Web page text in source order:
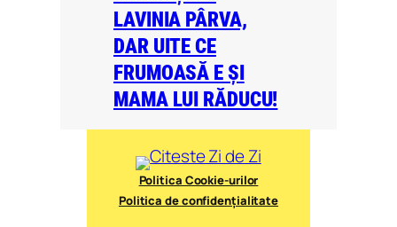
LAVINIA PÂRVA,
DAR UITE CE
FRUMOASĂ E ȘI
MAMA LUI RĂDUCU!
Politica Cookie-urilor
Politica de confidențialitate